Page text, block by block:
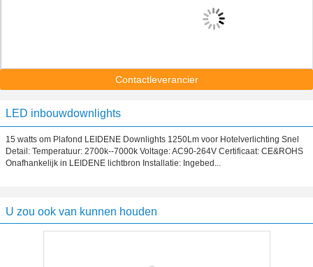
Contactleverancier
LED inbouwdownlights
15 watts om Plafond LEIDENE Downlights 1250Lm voor Hotelverlichting Snel
Detail: Temperatuur: 2700k--7000k Voltage: AC90-264V Certificaat: CE&ROHS
Onafhankelijk in LEIDENE lichtbron Installatie: Ingebed...
U zou ook van kunnen houden